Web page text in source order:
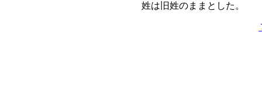
姓は旧姓